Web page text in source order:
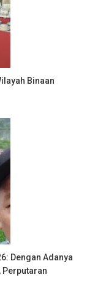
Binaan
Dengan Adanya
Perputaran